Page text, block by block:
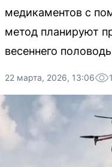
медикаментов с
метод планируют
весеннего
22 марта, 2026, 13:06